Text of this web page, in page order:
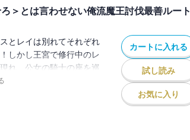
＞とは言わせない俺流魔王討伐最善ルート
とレイは別れてそれぞれ
しかし王宮で修行中のレ
れ、公女の騎士の座を巡
ップして、国難を救え！
カートに入れる
試し読み
お気に入り